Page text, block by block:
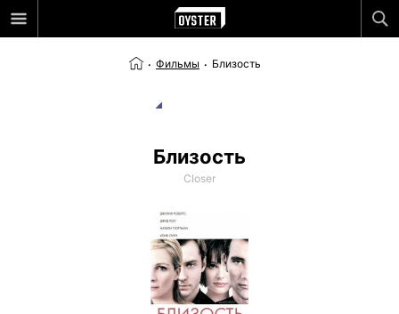
Фильмы Близость
Близость
Closer